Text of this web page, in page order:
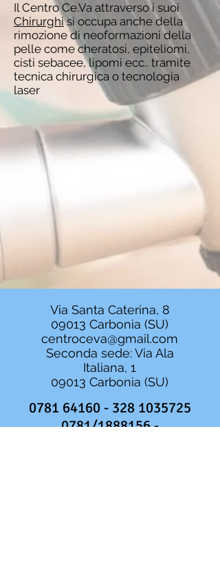
Il Centro Ce.Va attraverso i suoi
Chirurghisi occupa anche della
rimozione di neoformazioni della
pelle come cheratosi, epiteliomi,
cisti sebacee, lipomi ecc.. tramite
tecnica chirurgica o tecnologia
laser
Via Santa Caterina, 8
09013 Carbonia (SU)
centroceva@gmail.com
Seconda sede: Via Ala
Italiana, 1
09013 Carbonia (SU)
0781 64160 - 328 1035725
0781/1888156 -